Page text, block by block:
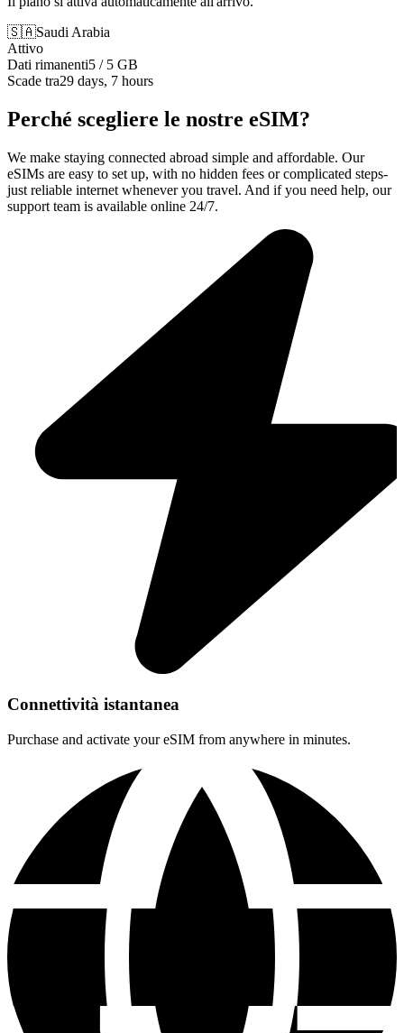
🇸🇦Saudi Arabia
Attivo
Dati rimanenti5 / 5 GB
Scade tra29 days, 7 hours
Perché scegliere le nostre eSIM?
We make staying connected abroad simple and affordable. Our
eSIMs are easy to set up, with no hidden fees or complicated steps-
just reliable internet whenever you travel. And if you need help, our
support team is available online 24/7.
Connettività istantanea
Purchase and activate your eSIM from anywhere in minutes.